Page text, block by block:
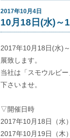
10月18日(水)～
2017年10月4日
2017年10月18日(水)
展致します。
当社は「スモウルビ
下さいませ。
▽開催日時
2017年10月18日（
2017年10月19日（